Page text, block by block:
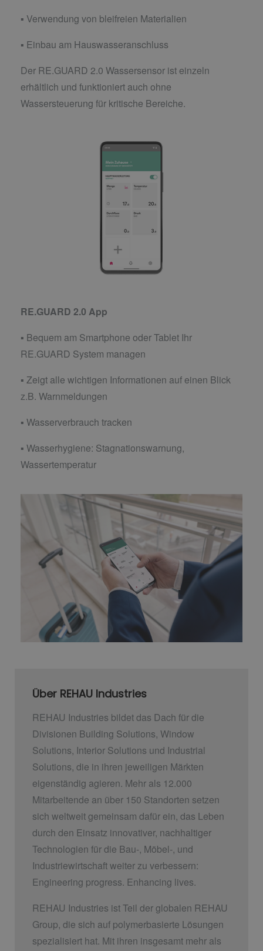
▪ Verwendung von bleifreien Materialien
▪ Einbau am Hauswasseranschluss
Der RE.GUARD 2.0 Wassersensor ist einzeln
erhältlich und funktioniert auch ohne
Wassersteuerung für kritische Bereiche.
RE.GUARD 2.0 App
▪ Bequem am Smartphone oder Tablet Ihr
RE.GUARD System managen
▪ Zeigt alle wichtigen Informationen auf einen Blick
z.B. Warnmeldungen
▪ Wasserverbrauch tracken
▪ Wasserhygiene: Stagnationswarnung,
Wassertemperatur
Über REHAU Industries
REHAU Industries bildet das Dach für die
Divisionen Building Solutions, Window
Solutions, Interior Solutions und Industrial
Solutions, die in ihren jeweiligen Märkten
eigenständig agieren. Mehr als 12.000
Mitarbeitende an über 150 Standorten setzen
sich weltweit gemeinsam dafür ein, das Leben
durch den Einsatz innovativer, nachhaltiger
Technologien für die Bau-, Möbel-, und
Industriewirtschaft weiter zu verbessern:
Engineering progress. Enhancing lives.
REHAU Industries ist Teil der globalen REHAU
Group, die sich auf polymerbasierte Lösungen
spezialisiert hat. Mit ihren insgesamt mehr als